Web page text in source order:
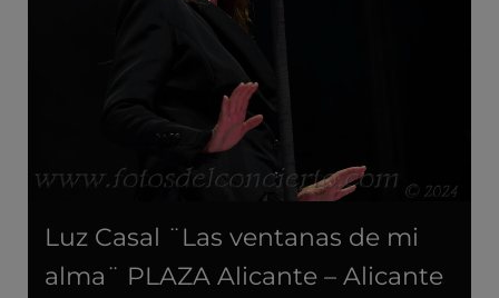
Luz Casal ¨Las ventanas de mi
alma¨ PLAZA Alicante – Alicante